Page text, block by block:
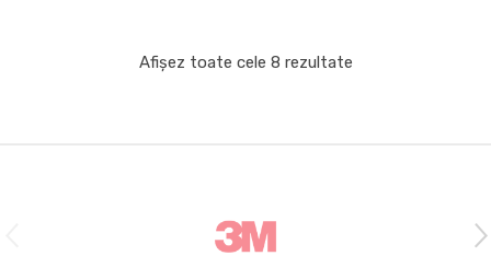
Afișez toate cele 8 rezultate